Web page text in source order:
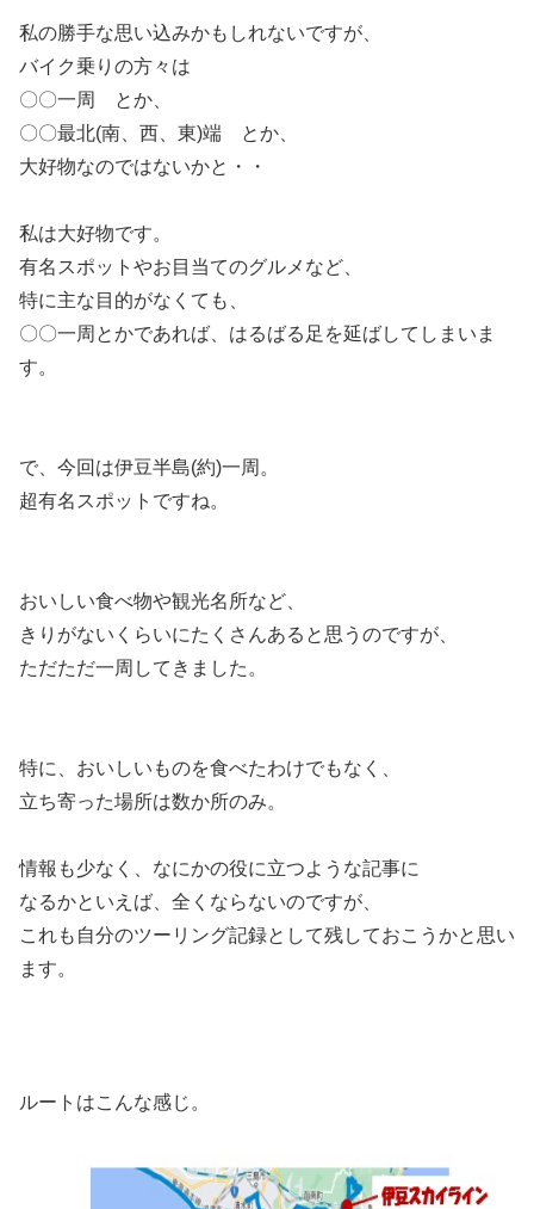
私の勝手な思い込みかもしれないですが、
バイク乗りの方々は
〇〇一周 とか、
〇〇最北(南、西、東)端 とか、
大好物なのではないかと・・
私は大好物です。
有名スポットやお目当てのグルメなど、
特に主な目的がなくても、
〇〇一周とかであれば、はるばる足を延ばしてしまいま
す。
で、今回は伊豆半島(約)一周。
超有名スポットですね。
おいしい食べ物や観光名所など、
きりがないくらいにたくさんあると思うのですが、
ただただ一周してきました。
特に、おいしいものを食べたわけでもなく、
立ち寄った場所は数か所のみ。
情報も少なく、なにかの役に立つような記事に
なるかといえば、全くならないのですが、
これも自分のツーリング記録として残しておこうかと思い
ます。
ルートはこんな感じ。